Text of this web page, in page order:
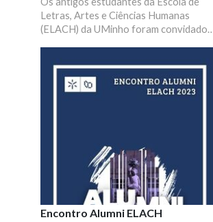
Letras, Artes e Ciências Humanas
(ELACH) da UMinho foram convidados
Encontro Alumni ELACH